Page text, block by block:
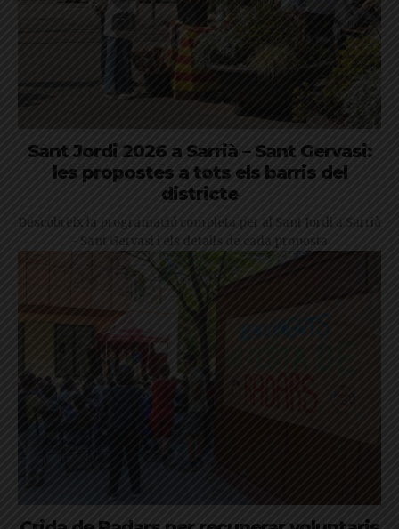
Sant Jordi 2026 a Sarrià – Sant Gervasi:
les propostes a tots els barris del
districte
Descobreix la programació completa per al Sant Jordi a Sarrià
- Sant Gervasi i els detalls de cada proposta